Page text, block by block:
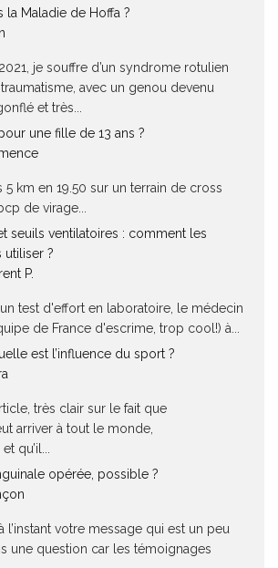
la Maladie de Hoffa ?
je souffre d’un syndrome rotulien
avec un genou devenu
et très...
une fille de 13 ans ?
5 km en 19.50 sur un terrain de cross
de virage...
seuils ventilatoires : comment les
utiliser ?
P.
test d'effort en laboratoire, le médecin
de France d'escrime, trop cool!) à...
est l’influence du sport ?
très clair sur le fait que
arriver à tout le monde,
qu’il...
opérée, possible ?
l’instant votre message qui est un peu
une question car les témoignages